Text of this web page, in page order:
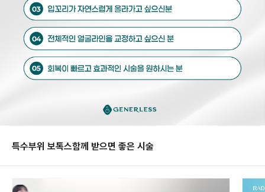
특수부위 보톡스함께 받으면 좋은 시술